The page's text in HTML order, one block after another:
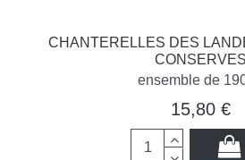
CHANTERELLES DES
CONSERVES
ensemble de
15,80 €